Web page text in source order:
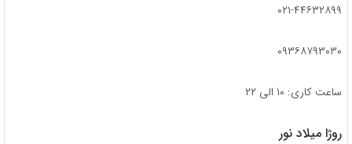
۰۲۱-۴۴۶۳۲۸۹۹
۰۹۳۶۸۷۹۳۰۳۰
ساعت کاری: ۱۰ الی ۲۲
روژا میلاد نور